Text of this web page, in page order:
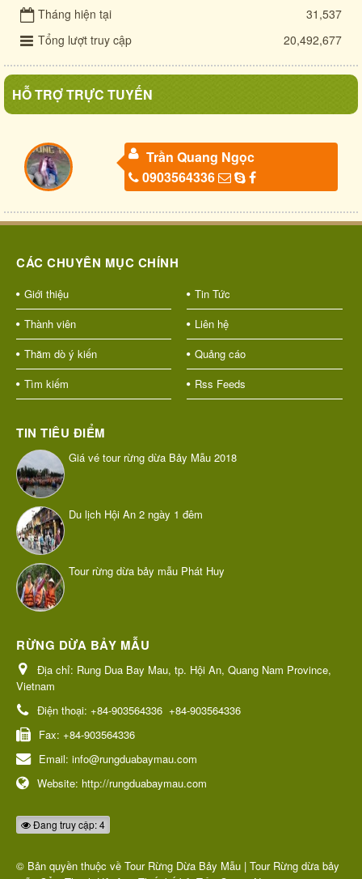
Tháng hiện tại
31,537
Tổng lượt truy cập
20,492,677
HỖ TRỢ TRỰC TUYẾN
Trần Quang Ngọc
0903564336
CÁC CHUYÊN MỤC CHÍNH
Giới thiệu
Tin Tức
Thành viên
Liên hệ
Thăm dò ý kiến
Quảng cáo
Tìm kiếm
Rss Feeds
TIN TIÊU ĐIỂM
Giá vé tour rừng dừa Bảy Mẫu 2018
Du lịch Hội An 2 ngày 1 đêm
Tour rừng dừa bảy mẫu Phát Huy
RỪNG DỪA BẢY MẪU
Địa chỉ: Rung Dua Bay Mau, tp. Hội An, Quang Nam Province,
Vietnam
Điện thoại: +84-903564336 +84-903564336
Fax: +84-903564336
Email: info@rungduabaymau.com
Website: http://rungduabaymau.com
Đang truy cập: 4
© Bản quyền thuộc về Tour Rừng Dừa Bảy Mẫu | Tour Rừng dừa bảy